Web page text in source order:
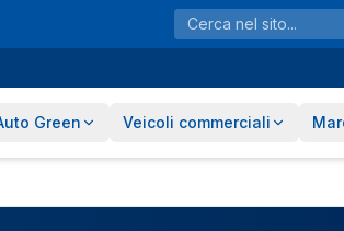
Green Veicoli commerciali